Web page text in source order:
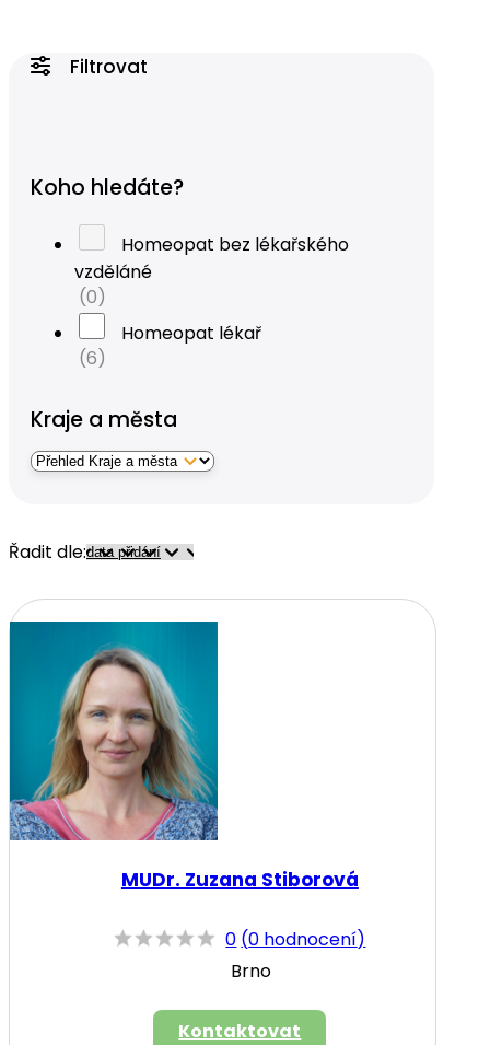
Filtrovat
Koho hledáte?
Homeopat bez lékařského
vzděláné
(0)
Homeopat lékař
(6)
Kraje a města
Řadit dle:
MUDr. Zuzana Stiborová
0 (0 hodnocení)
Brno
Kontaktovat